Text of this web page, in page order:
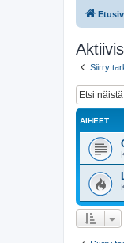
Siirry
AIHEET